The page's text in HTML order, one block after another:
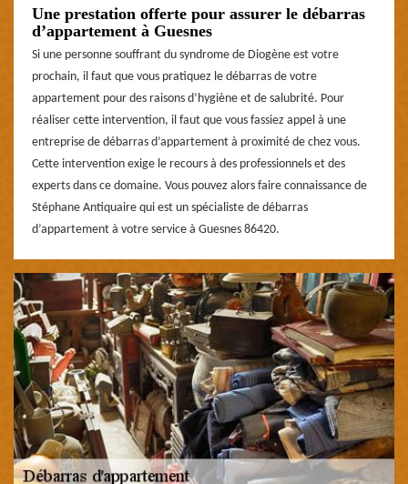
Une prestation offerte pour assurer le débarras
d’appartement à Guesnes
Si une personne souffrant du syndrome de Diogène est votre
prochain, il faut que vous pratiquez le débarras de votre
appartement pour des raisons d’hygiène et de salubrité. Pour
réaliser cette intervention, il faut que vous fassiez appel à une
entreprise de débarras d’appartement à proximité de chez vous.
Cette intervention exige le recours à des professionnels et des
experts dans ce domaine. Vous pouvez alors faire connaissance de
Stéphane Antiquaire qui est un spécialiste de débarras
d’appartement à votre service à Guesnes 86420.